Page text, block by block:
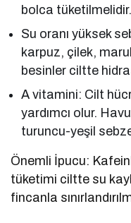
bolca tüketilmelidir.
Su oranı yüksek
karpuz, çilek,
besinler ciltte
A vitamini: Cilt
yardımcı olur.
turuncu-yeşil
Önemli İpucu:
tüketimi ciltte su
fincanla